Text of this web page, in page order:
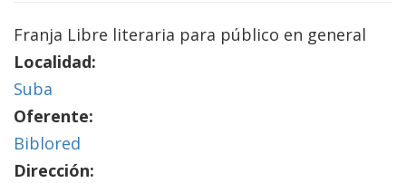
Franja Libre literaria para público en general
Localidad:
Suba
Oferente:
Biblored
Dirección: